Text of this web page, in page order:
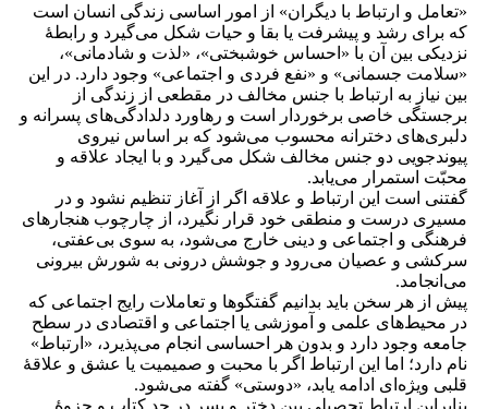
«تعامل و ارتباط با دیگران» از امور اساسی زندگی انسان است
که برای رشد و پیشرفت یا بقا و حیات شکل می‌گیرد و رابطۀ
نزدیکی بین آن با «احساس خوشبختی»، «لذت و شادمانی»،
«سلامت جسمانی» و «نفع فردی و اجتماعی» وجود دارد. در این
بین نیاز به ارتباط با جنس مخالف در مقطعی از زندگی از
برجستگی خاصی برخوردار است و رهاورد دلدادگی‌های پسرانه و
دلبری‌های دخترانه محسوب می‌شود که بر اساس نیروی
پیوندجویی دو جنس مخالف شکل می‌گیرد و با ایجاد علاقه و
محبّت استمرار می‌یابد.
گفتنی است این ارتباط و علاقه اگر از آغاز تنظیم نشود و در
مسیری درست و منطقی خود قرار نگیرد، از چارچوب هنجارهای
فرهنگی و اجتماعی و دینی خارج می‌شود، به سوی بی‌عفتی،
سرکشی و عصیان می‌رود و جوشش درونی به شورش بیرونى
مى‌انجامد.
پیش از هر سخن باید بدانیم گفتگوها و تعاملات رایج اجتماعی که
در محیط‌های علمی و آموزشی یا اجتماعی و اقتصادی در سطح
جامعه وجود دارد و بدون هر احساسی انجام می‌پذیرد، «ارتباط»
نام دارد؛ اما این ارتباط اگر با محبت و صمیمیت یا عشق و علاقۀ
قلبی ویژه‌ای ادامه یابد، «دوستی» گفته می‌شود.
بنابراین ارتباط تحصیلی بین دختر و پسر در حد کتاب و جزوۀ